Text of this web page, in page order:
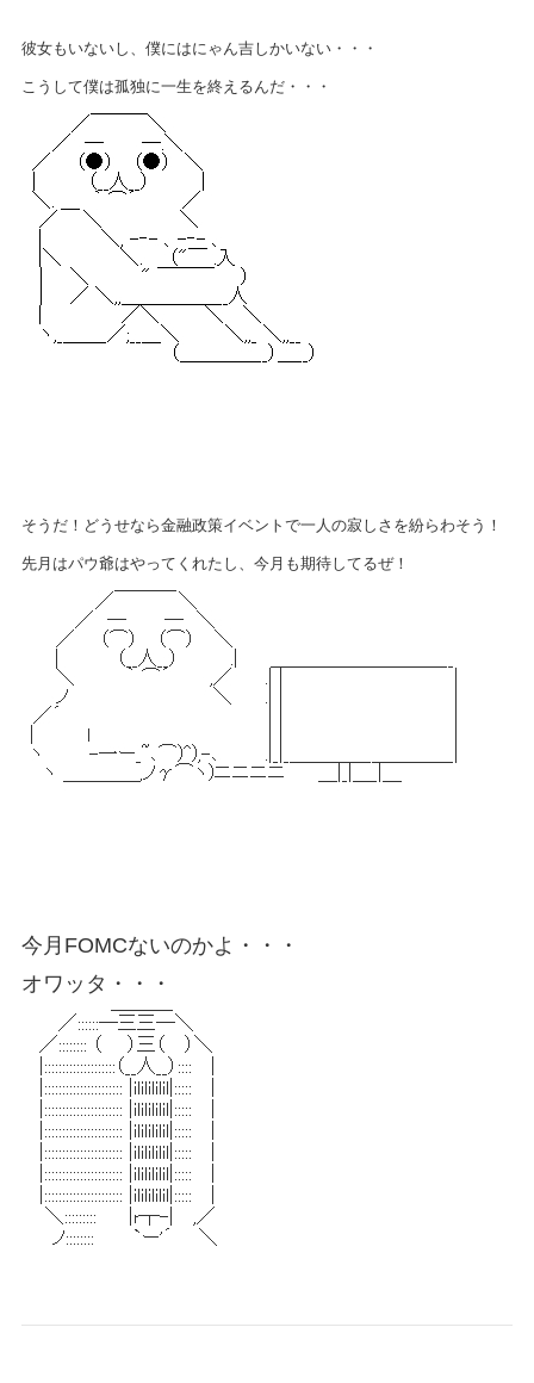
彼女もいないし、僕にはにゃん吉しかいない・・・
こうして僕は孤独に一生を終えるんだ・・・
そうだ！どうせなら金融政策イベントで一人の寂しさを紛らわそう！
先月はパウ爺はやってくれたし、今月も期待してるぜ！
今月FOMCないのかよ・・・
オワッタ・・・